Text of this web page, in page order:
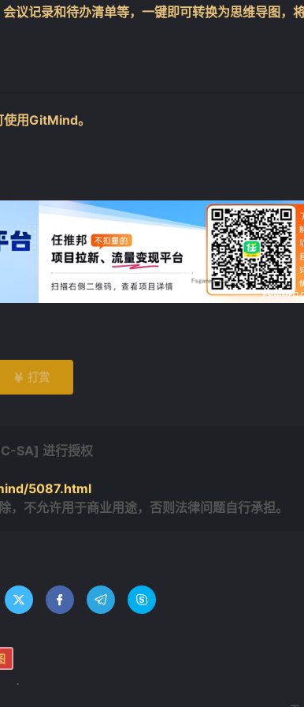
议记录和待办清单等，一键即可转换为思维导图，
用GitMind。
 打赏
SA] 进行授权
5087.html
不允许用于商业用途，否则法律问题自行承担。
   